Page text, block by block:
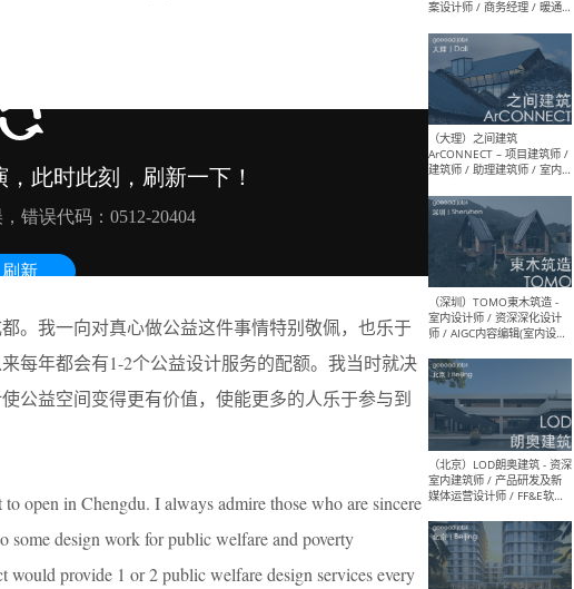
。我一向对真心做公益这件事情特别敬佩，也乐于
每年都会有1-2个公益设计服务的配额。我当时就决
公益空间变得更有价值，使能更多的人乐于参与到
open in Chengdu. I always admire those who are sincere
design work for public welfare and poverty
provide 1 or 2 public welfare design services every